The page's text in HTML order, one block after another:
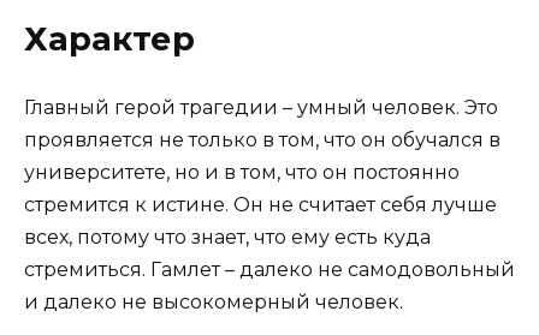
Характер
Главный герой трагедии – умный человек. Это
проявляется не только в том, что он обучался в
университете, но и в том, что он постоянно
стремится к истине. Он не считает себя лучше
всех, потому что знает, что ему есть куда
стремиться. Гамлет – далеко не самодовольный
и далеко не высокомерный человек.